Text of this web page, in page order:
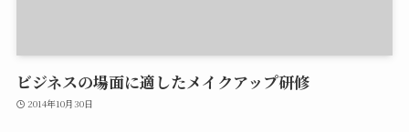
ビジネスの場面に適したメイクアップ研修
2014年10月30日